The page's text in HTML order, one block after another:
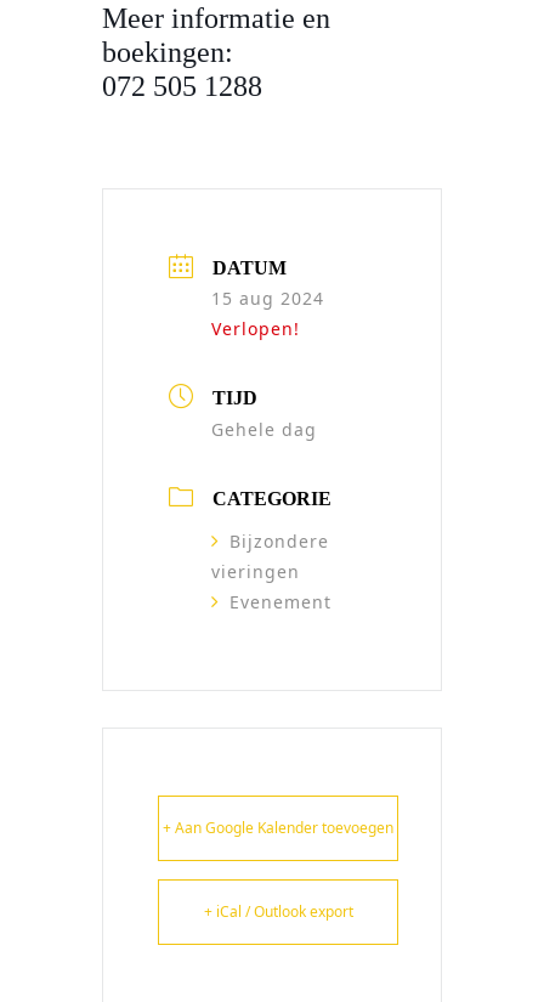
Meer informatie en
boekingen:
072 505 1288
DATUM
15 aug 2024
Verlopen!
TIJD
Gehele dag
CATEGORIE
Bijzondere
vieringen
Evenement
+ Aan Google Kalender toevoegen
+ iCal / Outlook export